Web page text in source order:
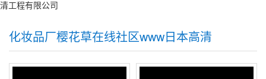
化妆品厂樱花草在线社区www日本高清